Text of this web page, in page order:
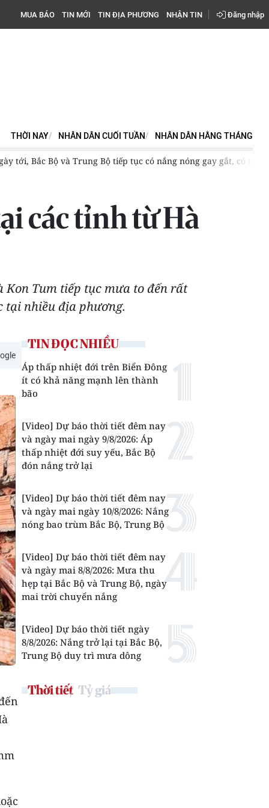
MUA BÁO TIN MỚI TIN ĐỊA PHƯƠNG NHẬN TIN Đăng nhập
THỜI NAY NHÂN DÂN CUỐI TUẦN NHÂN DÂN HẰNG THÁNG
Cảnh báo mưa lớn, lốc, sét tại cao nguyên Trung Bộ và Nam
các tỉnh từ Hà
Kon Tum tiếp tục mưa to đến rất
tại nhiều địa phương.
TIN ĐỌC NHIỀU
Áp thấp nhiệt đới trên Biển Đông
ít có khả năng mạnh lên thành
bão
[Video] Dự báo thời tiết đêm nay
và ngày mai ngày 9/8/2026: Áp
thấp nhiệt đới suy yếu, Bắc Bộ
đón nắng trở lại
[Video] Dự báo thời tiết đêm nay
và ngày mai ngày 10/8/2026: Nắng
nóng bao trùm Bắc Bộ, Trung Bộ
[Video] Dự báo thời tiết đêm nay
và ngày mai 8/8/2026: Mưa thu
hẹp tại Bắc Bộ và Trung Bộ, ngày
mai trời chuyển nắng
[Video] Dự báo thời tiết ngày
8/8/2026: Nắng trở lại tại Bắc Bộ,
Trung Bộ duy trì mưa dông
Thời tiết Tỷ giá